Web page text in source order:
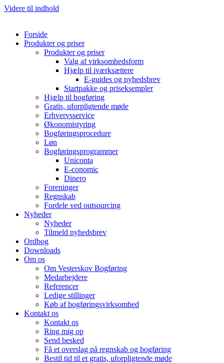
Videre til indhold
Forside
Produkter og priser
Produkter og priser
Valg af virksomhedsform
Hjælp til iværksættere
E-guides og nyhedsbrev
Startpakke og priseksempler
Hjælp til bogføring
Gratis, uforpligtende møde
Erhvervsservice
Økonomistyring
Bogføringsprocedure
Løn
Bogføringsprogrammer
Uniconta
E-conomic
Dinero
Foreninger
Regnskab
Fordele ved outsourcing
Nyheder
Nyheder
Tilmeld nyhedsbrev
Ordbog
Downloads
Om os
Om Vesterskov Bogføring
Medarbejdere
Referencer
Ledige stillinger
Køb af bogføringsvirksomhed
Kontakt os
Kontakt os
Ring mig op
Send besked
Få et overslag på regnskab og bogføring
Bestil tid til et gratis, uforpligtende møde